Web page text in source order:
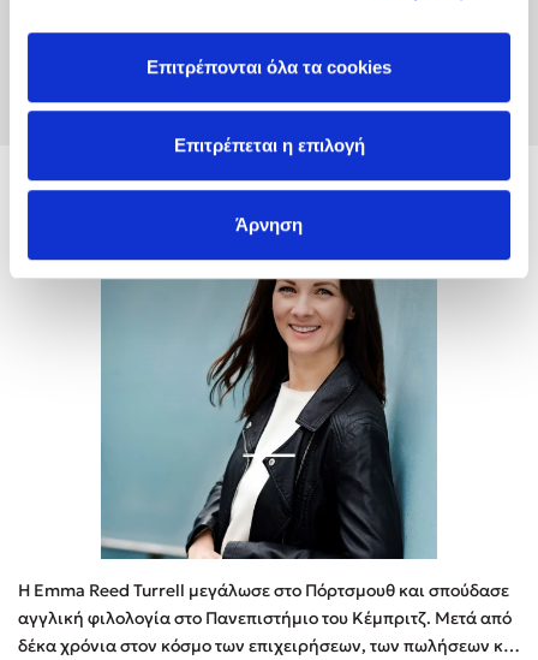
Επιτρέπονται όλα τα cookies
Επιτρέπεται η επιλογή
Άρνηση
Emma Reed Turrell
Η Emma Reed Turrell μεγάλωσε στο Πόρτσμουθ και σπούδασε
αγγλική φιλολογία στο Πανεπιστήμιο του Κέμπριτζ. Μετά από
δέκα χρόνια στον κόσμο των επιχειρήσεων, των πωλήσεων και